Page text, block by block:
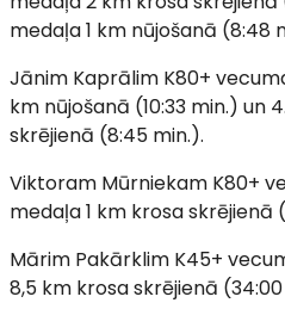
medaļa 1 km nūjošanā (8:48
Jānim Kaprālim K80+
km nūjošanā (10:33 min.) un
skrējienā (8:45 min.).
Viktoram Mūrniekam K80+
medaļa 1 km krosa skrējienā
Mārim Pakārklim K45+
8,5 km krosa skrējienā